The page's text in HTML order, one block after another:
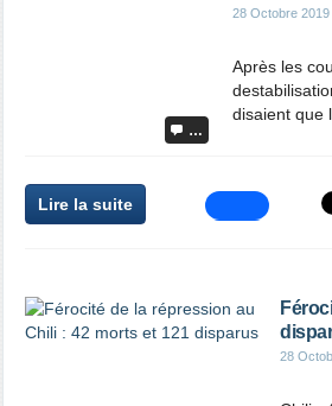
…
28 Octobre 2019
Après les
disaient que
Lire la suite
28